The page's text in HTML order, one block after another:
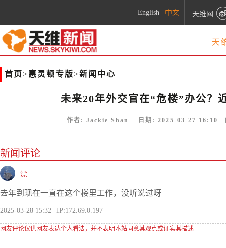
English 中文 天维网
天
首页>惠灵顿专版>新闻中心
未来20年外交官在“危楼”办公？
作者: Jackie Shan 日期: 2025-03-27 16:10
新闻评论
漂
去年到现在一直在这个楼里工作，没听说过呀
2025-03-28 15:32 IP:172.69.0.197
网友评论仅供网友表达个人看法，并不表明本站同意其观点或证实其描述